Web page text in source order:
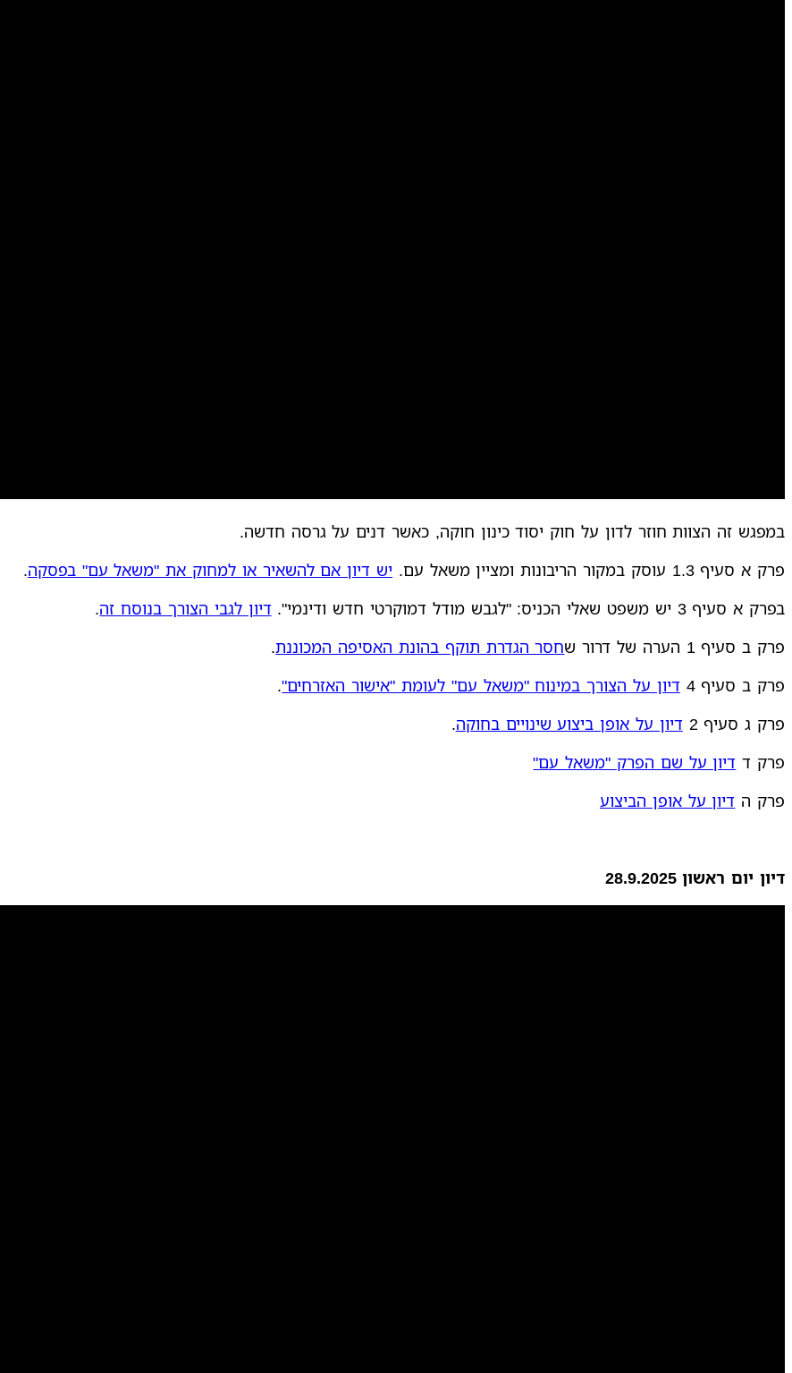
במפגש זה הצוות חוזר לדון על חוק יסוד כינון חוקה, כאשר דנים על גרסה חדשה.
פרק א סעיף 1.3 עוסק במקור הריבונות ומציין משאל עם.
יש דיון אם להשאיר או למחוק את "משאל עם" בפסקה.
בפרק א סעיף 3 יש משפט שאלי הכניס: "לגבש מודל דמוקרטי חדש ודינמי".
דיון לגבי הצורך בנוסח זה.
פרק ב סעיף 1 הערה של דרור ש
חסר הגדרת תוקף בהונת האסיפה המכוננת.
פרק ב סעיף 4
דיון על הצורך במינוח "משאל עם" לעומת "אישור האזרחים".
פרק ג סעיף 2
דיון על אופן ביצוע שינויים בחוקה.
פרק ד דיון על שם הפרק "משאל עם"
פרק ה דיון על אופן הביצוע
דיון יום ראשון 28.9.2025